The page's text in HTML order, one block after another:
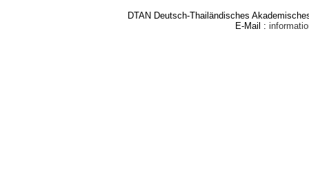
DTAN Deutsch-Thailändisches
E-Mail :